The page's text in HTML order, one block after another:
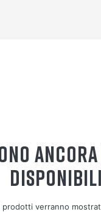
DISPONIBILI
verranno